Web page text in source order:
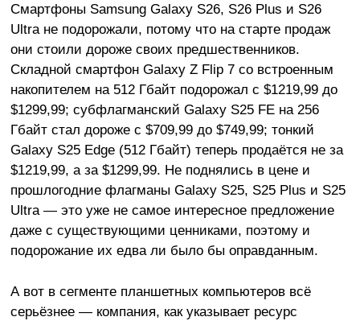
Смартфоны Samsung Galaxy S26, S26 Plus и S26
Ultra не подорожали, потому что на старте продаж
они стоили дороже своих предшественников.
Складной смартфон Galaxy Z Flip 7 со встроенным
накопителем на 512 Гбайт подорожал с $1219,99 до
$1299,99; субфлагманский Galaxy S25 FE на 256
Гбайт стал дороже с $709,99 до $749,99; тонкий
Galaxy S25 Edge (512 Гбайт) теперь продаётся не за
$1219,99, а за $1299,99. Не поднялись в цене и
прошлогодние флагманы Galaxy S25, S25 Plus и S25
Ultra — это уже не самое интересное предложение
даже с существующими ценниками, поэтому и
подорожание их едва ли было бы оправданным.
А вот в сегменте планшетных компьютеров всё
серьёзнее — компания, как указывает ресурс